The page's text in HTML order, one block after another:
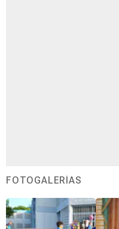
FOTOGALERÍAS